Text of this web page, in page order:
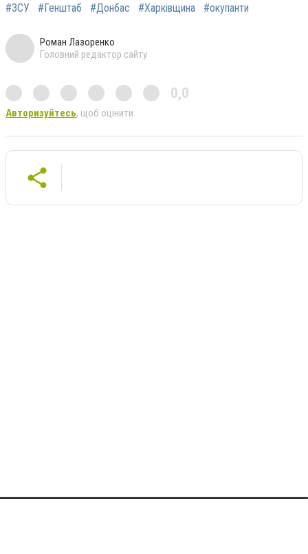
#ЗСУ #Генштаб #Донбас #Харківщина #окупанти
Роман Лазоренко
Головний редактор сайту
0,0
Авторизуйтесь, щоб оцінити